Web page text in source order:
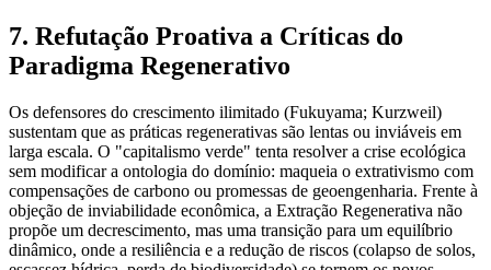
7. Refutação Proativa a Críticas do
Paradigma Regenerativo
Os defensores do crescimento ilimitado (Fukuyama; Kurzweil)
sustentam que as práticas regenerativas são lentas ou inviáveis em
larga escala. O "capitalismo verde" tenta resolver a crise ecológica
sem modificar a ontologia do domínio: maqueia o extrativismo com
compensações de carbono ou promessas de geoengenharia. Frente à
objeção de inviabilidade econômica, a Extração Regenerativa não
propõe um decrescimento, mas uma transição para um equilíbrio
dinâmico, onde a resiliência e a redução de riscos (colapso de solos,